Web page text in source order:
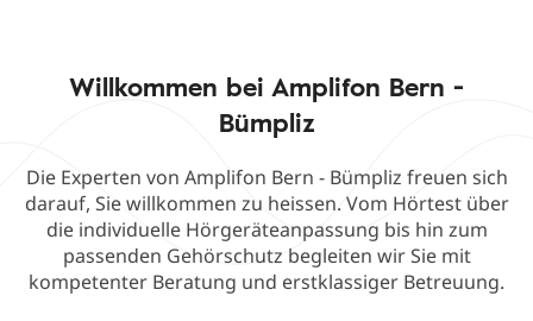
Willkommen bei Amplifon Bern -
Bümpliz
Die Experten von Amplifon Bern - Bümpliz freuen sich
darauf, Sie willkommen zu heissen. Vom Hörtest über
die individuelle Hörgeräteanpassung bis hin zum
passenden Gehörschutz begleiten wir Sie mit
kompetenter Beratung und erstklassiger Betreuung.